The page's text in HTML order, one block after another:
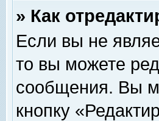
» Как
Если вы не
то вы можете
сообщения. Вы
кнопку